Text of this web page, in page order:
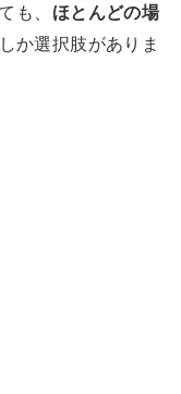
も、 ほとんどの場
か選択肢がありま